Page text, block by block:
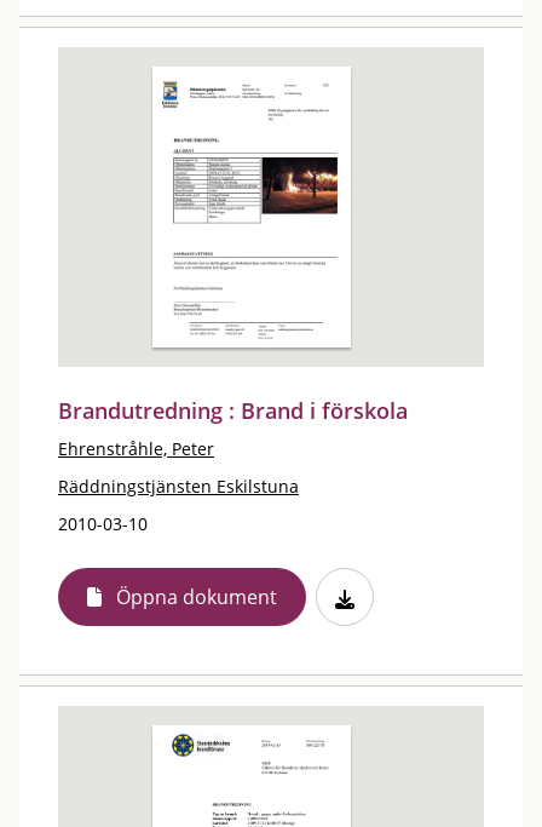
Brandutredning : Brand i förskola
Ehrenstråhle, Peter
Räddningstjänsten Eskilstuna
2010-03-10
Öppna dokument